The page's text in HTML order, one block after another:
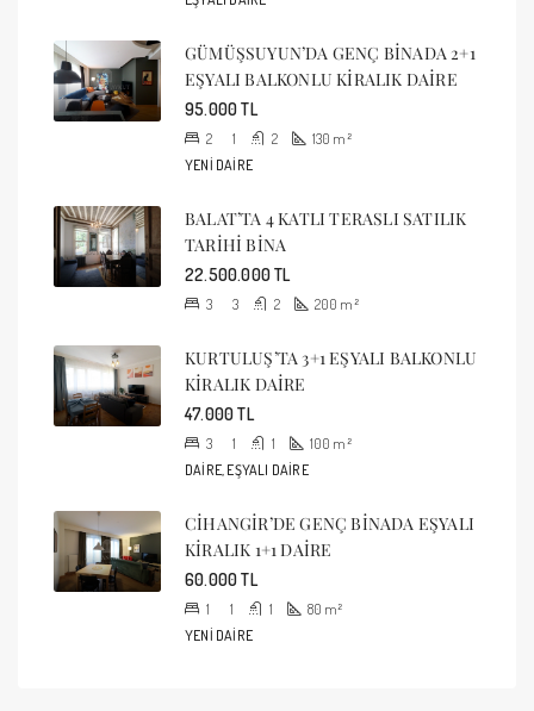
GÜMÜŞSUYUN’DA GENÇ BİNADA 2+1
EŞYALI BALKONLU KİRALIK DAİRE
95.000 TL
2 1 2 130 m²
YENI DAIRE
BALAT’TA 4 KATLI TERASLI SATILIK
TARİHİ BİNA
22.500.000 TL
3 3 2 200 m²
KURTULUŞ’TA 3+1 EŞYALI BALKONLU
KİRALIK DAİRE
47.000 TL
3 1 1 100 m²
DAIRE, EŞYALI DAIRE
CİHANGİR’DE GENÇ BİNADA EŞYALI
KİRALIK 1+1 DAİRE
60.000 TL
1 1 1 80 m²
YENI DAIRE